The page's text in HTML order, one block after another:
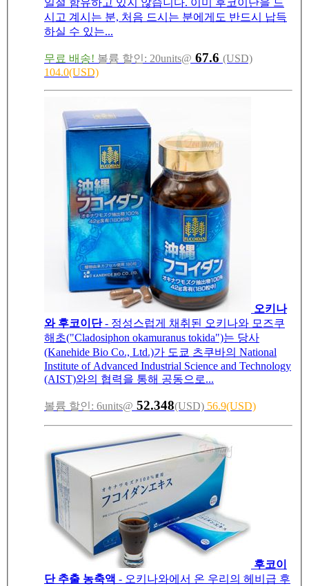
일절 함유하고 있지 않습니다. 이미 후코이단을 드
시고 계시는 분, 처음 드시는 분에게도 반드시 납득
하실 수 있는...
무료 배송! 볼륨 할인: 20units@ 67.6 (USD)
104.0(USD)
오키나
와 후코이단 - 정성스럽게 채취된 오키나와 모즈쿠
해초("Cladosiphon okamuranus tokida")는 당사
(Kanehide Bio Co., Ltd.)가 도쿄 츠쿠바의 National
Institute of Advanced Industrial Science and Technology
(AIST)와의 협력을 통해 공동으로...
볼륨 할인: 6units@ 52.348(USD) 56.9(USD)
후코이
단 추출 농축액 - 오키나와에서 온 우리의 헤비급 후